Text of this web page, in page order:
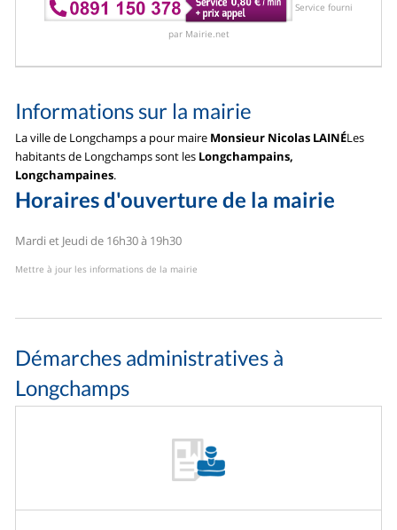
Service fourni
par Mairie.net
Informations sur la mairie
La ville de Longchamps a pour maire Monsieur Nicolas LAINÉLes
habitants de Longchamps sont les Longchampains,
Longchampaines.
Horaires d'ouverture de la mairie
Mardi et Jeudi de 16h30 à 19h30
Mettre à jour les informations de la mairie
Démarches administratives à
Longchamps